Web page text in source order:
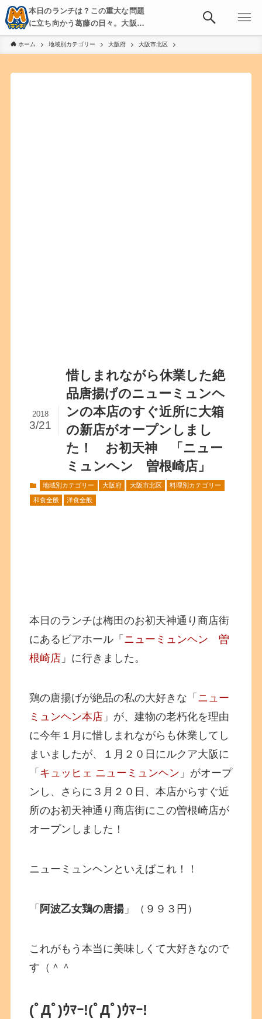
本日のランチは？この重大な問題
に立ち向かう葛藤の日々。大阪・
京都・神戸を中心とした食べ歩
き、飲み歩きを綴る。
ホーム 地域別カテゴリー 大阪府 大阪市北区
惜しまれながら休業した絶
品唐揚げのニューミュンヘ
ンの本店のすぐ近所に大箱
の新店がオープンしまし
た！ お初天神 「ニュー
ミュンヘン 曽根崎店」
2018
3/21
地域別カテゴリー 大阪府 大阪市北区 料理別カテゴリー
和食全般 洋食全般
本日のランチは梅田のお初天神通り商店街
にあるビアホール「 ニューミュンヘン 曽
根崎店 」に行きました。
鶏の唐揚げが絶品の私の大好きな「 ニュー
ミュンヘン本店 」が、建物の老朽化を理由
に今年１月に惜しまれながらも休業してし
まいましたが、１月２０日にルクア大阪に
「 キュッヒェ ニューミュンヘン 」がオープ
ンし、さらに３月２０日、本店からすぐ近
所のお初天神通り商店街にこの曽根崎店が
オープンしました！
ニューミュンヘンといえばこれ！！
「 阿波乙女鶏の唐揚 」（９９３円）
これがもう本当に美味しくて大好きなので
す（＾＾
(ﾟДﾟ)ｳﾏｰ!(ﾟДﾟ)ｳﾏｰ!